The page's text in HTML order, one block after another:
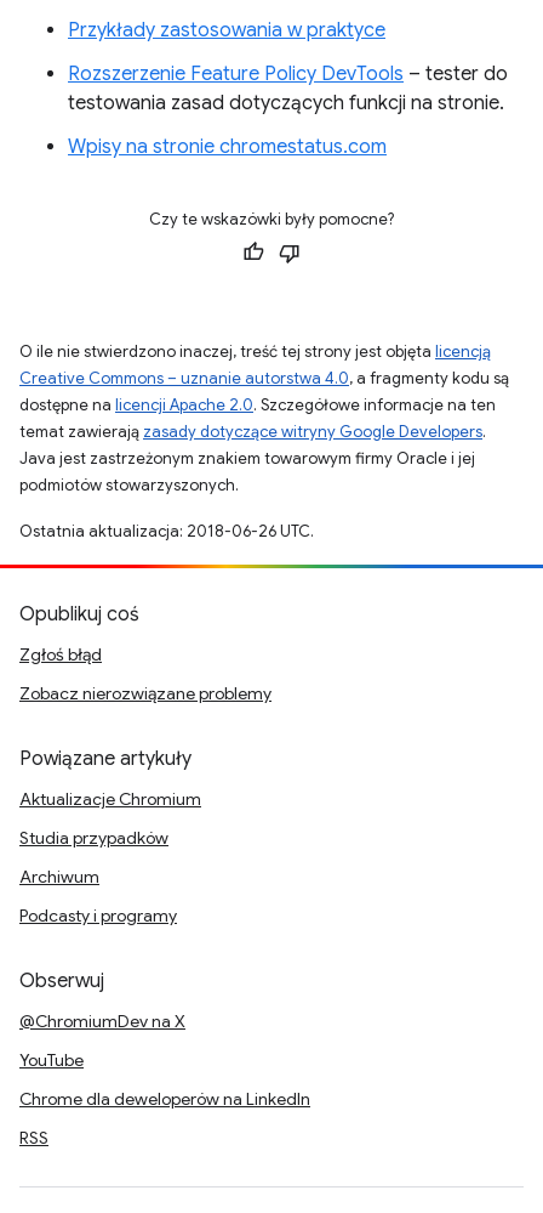
Przykłady zastosowania w praktyce
Rozszerzenie Feature Policy DevTools – tester do
testowania zasad dotyczących funkcji na stronie.
Wpisy na stronie chromestatus.com
Czy te wskazówki były pomocne?
O ile nie stwierdzono inaczej, treść tej strony jest objęta licencją
Creative Commons – uznanie autorstwa 4.0, a fragmenty kodu są
dostępne na licencji Apache 2.0. Szczegółowe informacje na ten
temat zawierają zasady dotyczące witryny Google Developers.
Java jest zastrzeżonym znakiem towarowym firmy Oracle i jej
podmiotów stowarzyszonych.
Ostatnia aktualizacja: 2018-06-26 UTC.
Opublikuj coś
Zgłoś błąd
Zobacz nierozwiązane problemy
Powiązane artykuły
Aktualizacje Chromium
Studia przypadków
Archiwum
Podcasty i programy
Obserwuj
@ChromiumDev na X
YouTube
Chrome dla deweloperów na LinkedIn
RSS